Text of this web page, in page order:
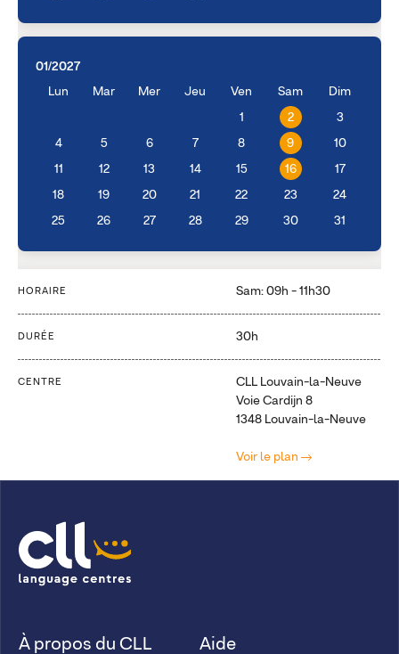
01/2027
Lun
Mar Mer Jeu Ven Sam Dim
1 2 3
4 5 6 7 8 9 10
11 12 13 14 15 16 17
18 19 20 21 22 23 24
25 26 27 28 29 30 31
HORAIRE Sam: 09h - 11h30
DURÉE 30h
CENTRE
CLL Louvain-la-Neuve
Voie Cardijn 8
1348 Louvain-la-Neuve
Voir le plan
À propos du CLL Aide